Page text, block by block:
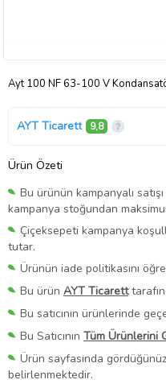
Ayt 100 NF 63-100 V
AYT Ticarett 9,8
Ürün Özeti
Bu ürünün kampanyalı
kampanya stoğundan
Çiçeksepeti kampanya
tutar.
Ürünün iade politikasını
Bu ürün AYT Ticarett
Bu satıcının ürünlerinde
Bu Satıcının Tüm Ürünlerini
Ürün sayfasında
belirlenmektedir.